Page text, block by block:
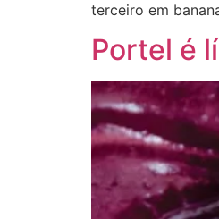
terceiro em
Portel é